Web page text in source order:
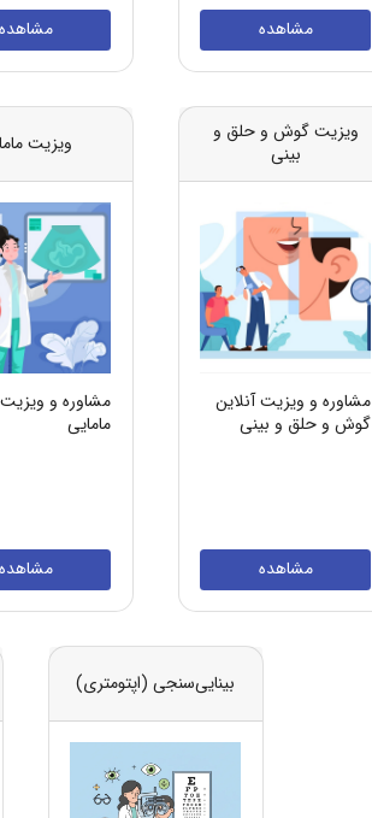
مشاهده مشاهده
ویزیت گوش و حلق و
بینی
مشاوره و ویزیت آنلاین
گوش و حلق و بینی
مشاهده
ویزیت
مشاوره و ویزیت
مامایی
مشاهده
بینایی‌سنجی (اپتومتری)